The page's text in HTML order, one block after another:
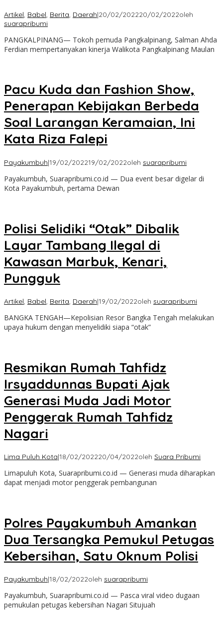
Artikel, Babel, Berita, Daerah|20/02/202220/02/2022oleh
suarapribumi
PANGKALPINANG— Tokoh pemuda Pangkalpinang, Salman Ahda
Ferdian mempertanyakan kinerja Walikota Pangkalpinang Maulan
Pacu Kuda dan Fashion Show,
Penerapan Kebijakan Berbeda
Soal Larangan Keramaian, Ini
Kata Riza Falepi
Payakumbuh|19/02/202219/02/2022oleh suarapribumi
Payakumbuh, Suarapribumi.co.id — Dua event besar digelar di
Kota Payakumbuh, pertama Dewan
Polisi Selidiki “Otak” Dibalik
Layar Tambang Ilegal di
Kawasan Marbuk, Kenari,
Pungguk
Artikel, Babel, Berita, Daerah|19/02/2022oleh suarapribumi
BANGKA TENGAH—Kepolisian Resor Bangka Tengah melakukan
upaya hukum dengan menyelidiki siapa “otak”
Resmikan Rumah Tahfidz
Irsyaddunnas Bupati Ajak
Generasi Muda Jadi Motor
Penggerak Rumah Tahfidz
Nagari
Lima Puluh Kota|18/02/202220/04/2022oleh Suara Pribumi
Limapuluh Kota, Suarapribumi.co.id — Generasi muda diharapkan
dapat menjadi motor penggerak pembangunan
Polres Payakumbuh Amankan
Dua Tersangka Pemukul Petugas
Kebersihan, Satu Oknum Polisi
Payakumbuh|18/02/2022oleh suarapribumi
Payakumbuh, Suarapribumi.co.id — Pasca viral video dugaan
pemukulan petugas kebersihan Nagari Situjuah